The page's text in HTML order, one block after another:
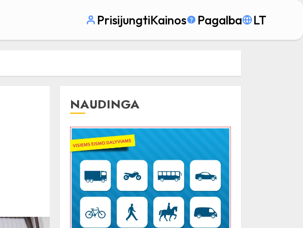
PrisijungtiKainos Pagalba LT
NAUDINGA